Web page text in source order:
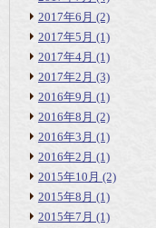
2017年6月 (2)
2017年5月 (1)
2017年4月 (1)
2017年2月 (3)
2016年9月 (1)
2016年8月 (2)
2016年3月 (1)
2016年2月 (1)
2015年10月 (2)
2015年8月 (1)
2015年7月 (1)